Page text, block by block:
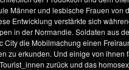
Männer und lesbische Frauen von
Entwicklung verstärkte sich
in der Normandie. Soldaten aus
die Mobilmachung einen
zu erkunden. Und einige von ihnen
zurück und das